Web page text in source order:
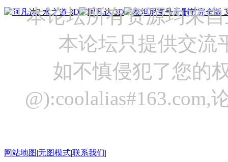
本论坛所有资源均来
本论坛只提供交流
如不慎侵犯了您的
网站地图|无图模式|联系我们|